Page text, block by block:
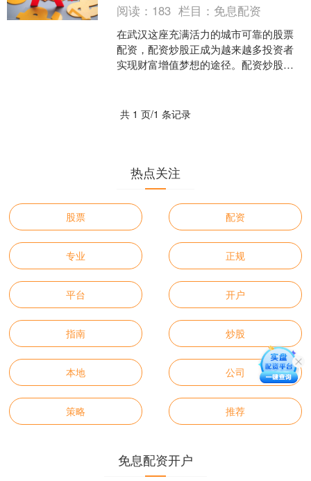
阅读： 183 栏目： 免息配资
在武汉这座充满活力的城市可靠的股票
配资，配资炒股正成为越来越多投资者
实现财富增值梦想的途径。配资炒股是
共 1 页/1 条记录
热点关注
股票 配资
专业 正规
平台 开户
指南 炒股
本地 公司
策略 推荐
免息配资开户